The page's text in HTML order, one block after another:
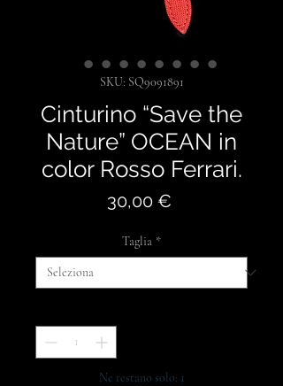
SKU: SQ9091891
Cinturino “Save the
Nature” OCEAN in
color Rosso Ferrari.
30,00 €
Taglia *
Ne restano solo: 1